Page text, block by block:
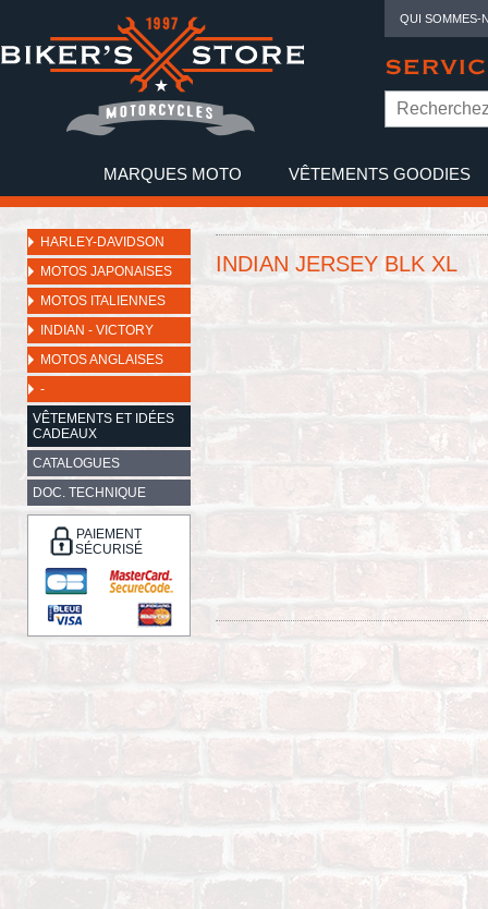
QUI SOMMES-
MARQUES MOTO VÊTEMENTS GOODIES
HARLEY-DAVIDSON
MOTOS JAPONAISES
MOTOS ITALIENNES
INDIAN - VICTORY
MOTOS ANGLAISES
-
VÊTEMENTS ET IDÉES
CADEAUX
CATALOGUES
DOC. TECHNIQUE
PAIEMENT
SÉCURISÉ
INDIAN JERSEY BLK XL